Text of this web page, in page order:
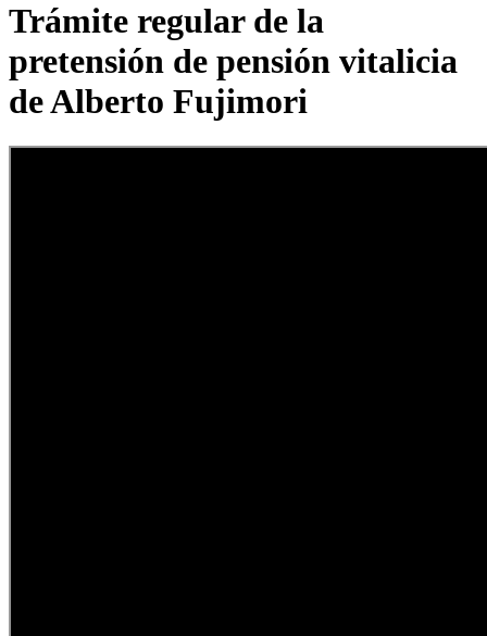
Trámite regular de la
pretensión de pensión vitalicia
de Alberto Fujimori